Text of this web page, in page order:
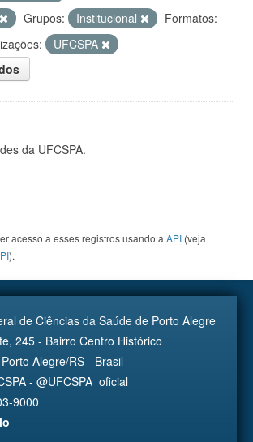
Grupos: Institucional
Formatos:
UFCSPA
da UFCSPA.
acesso a esses registros usando a API (veja
).
de Ciências da Saúde de Porto Alegre
245 - Bairro Centro Histórico
Alegre/RS - Brasil
- @UFCSPA_oficial
9000